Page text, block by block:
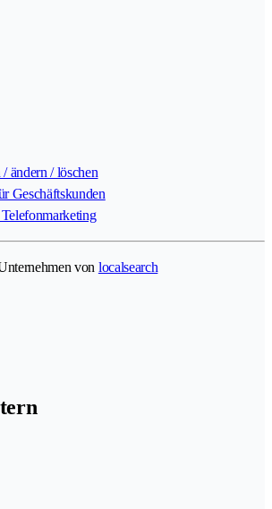
ändern / löschen
Geschäftskunden
von localsearch